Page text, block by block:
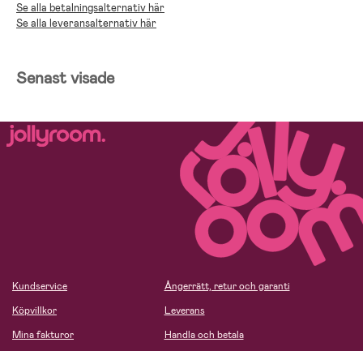
Se alla betalningsalternativ här
Se alla leveransalternativ här
Senast visade
Kundservice
Köpvillkor
Mina fakturor
Ångerrätt, retur och garanti
Leverans
Handla och betala